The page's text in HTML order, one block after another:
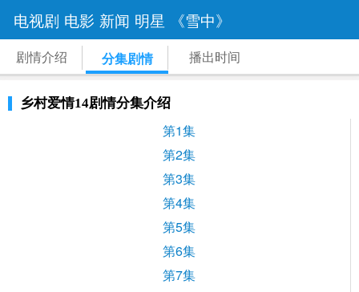
电视剧 电影 新闻 明星 《雪中》
剧情介绍 分集剧情 播出时间
乡村爱情14剧情分集介绍
第1集
第2集
第3集
第4集
第5集
第6集
第7集